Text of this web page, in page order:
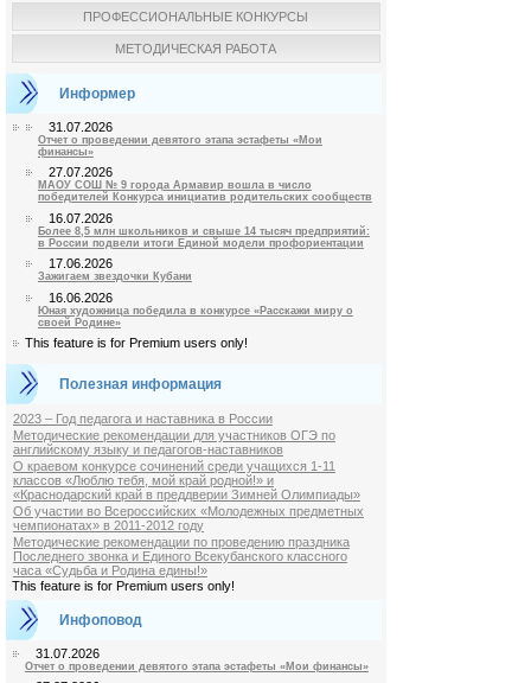
ПРОФЕССИОНАЛЬНЫЕ КОНКУРСЫ
МЕТОДИЧЕСКАЯ РАБОТА
Информер
31.07.2026
Отчет о проведении девятого этапа эстафеты «Мои
финансы»
27.07.2026
МАОУ СОШ № 9 города Армавир вошла в число
победителей Конкурса инициатив родительских сообществ
16.07.2026
Более 8,5 млн школьников и свыше 14 тысяч предприятий:
в России подвели итоги Единой модели профориентации
17.06.2026
Зажигаем звездочки Кубани
16.06.2026
Юная художница победила в конкурсе «Расскажи миру о
своей Родине»
This feature is for Premium users only!
Полезная информация
2023 – Год педагога и наставника в России
Методические рекомендации для участников ОГЭ по
английскому языку и педагогов-наставников
О краевом конкурсе сочинений среди учащихся 1-11
классов «Люблю тебя, мой край родной!» и
«Краснодарский край в преддверии Зимней Олимпиады»
Об участии во Всероссийских «Молодежных предметных
чемпионатах» в 2011-2012 году
Методические рекомендации по проведению праздника
Последнего звонка и Единого Всекубанского классного
часа «Судьба и Родина едины!»
This feature is for Premium users only!
Инфоповод
31.07.2026
Отчет о проведении девятого этапа эстафеты «Мои финансы»